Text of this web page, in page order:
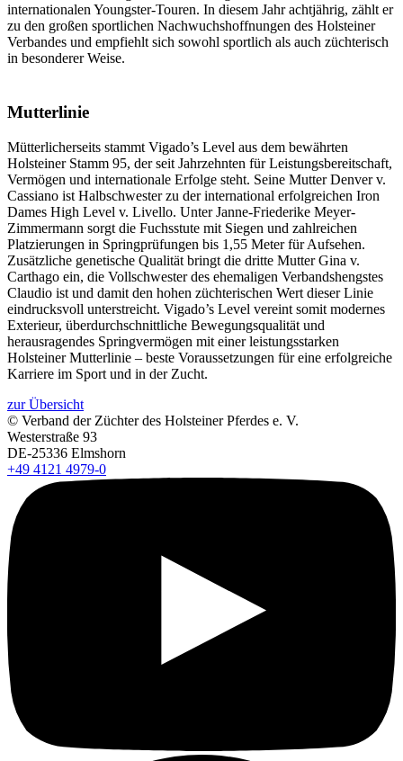
internationalen Youngster-Touren. In diesem Jahr achtjährig, zählt er
zu den großen sportlichen Nachwuchshoffnungen des Holsteiner
Verbandes und empfiehlt sich sowohl sportlich als auch züchterisch
in besonderer Weise.
Mutterlinie
Mütterlicherseits stammt Vigado’s Level aus dem bewährten
Holsteiner Stamm 95, der seit Jahrzehnten für Leistungsbereitschaft,
Vermögen und internationale Erfolge steht. Seine Mutter Denver v.
Cassiano ist Halbschwester zu der international erfolgreichen Iron
Dames High Level v. Livello. Unter Janne-Friederike Meyer-
Zimmermann sorgt die Fuchsstute mit Siegen und zahlreichen
Platzierungen in Springprüfungen bis 1,55 Meter für Aufsehen.
Zusätzliche genetische Qualität bringt die dritte Mutter Gina v.
Carthago ein, die Vollschwester des ehemaligen Verbandshengstes
Claudio ist und damit den hohen züchterischen Wert dieser Linie
eindrucksvoll unterstreicht. Vigado’s Level vereint somit modernes
Exterieur, überdurchschnittliche Bewegungsqualität und
herausragendes Springvermögen mit einer leistungsstarken
Holsteiner Mutterlinie – beste Voraussetzungen für eine erfolgreiche
Karriere im Sport und in der Zucht.
zur Übersicht
© Verband der Züchter des Holsteiner Pferdes e. V.
Westerstraße 93
DE-25336 Elmshorn
+49 4121 4979-0